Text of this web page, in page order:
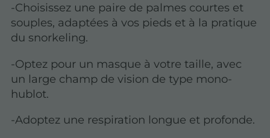
-Choisissez une paire de palmes courtes et
souples, adaptées à vos pieds et à la pratique
du snorkeling.
-Optez pour un masque à votre taille, avec
un large champ de vision de type mono-
hublot.
-Adoptez une respiration longue et profonde.